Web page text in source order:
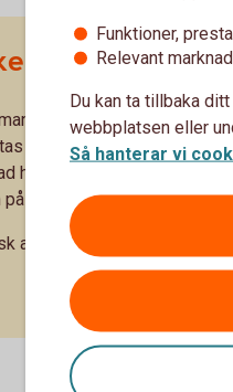
med ditt barn är det
av barnet? Hur stor
händer om ditt barn blir
lånet? Vad behöver du
avtal du behöver?
Funktioner,
Relevant
Du kan ta tillbaka
webbplatsen eller
Så hanterar vi